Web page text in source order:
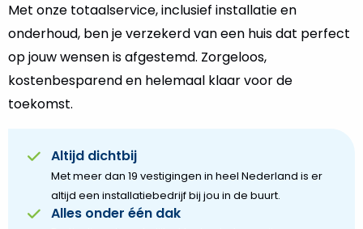
Met onze totaalservice, inclusief installatie en
onderhoud, ben je verzekerd van een huis dat perfect
op jouw wensen is afgestemd. Zorgeloos,
kostenbesparend en helemaal klaar voor de
toekomst.
Altijd dichtbij
Met meer dan 19 vestigingen in heel Nederland is er
altijd een installatiebedrijf bij jou in de buurt.
Alles onder één dak